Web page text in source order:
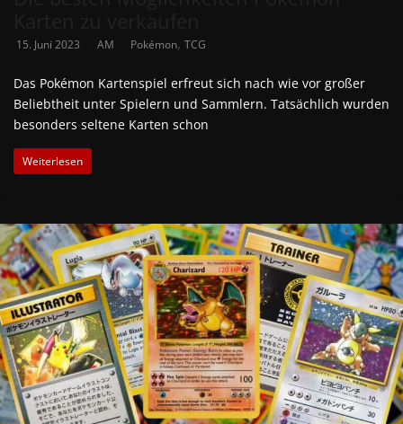
15. Juni 2023 AM Pokémon, TCG
Das Pokémon Kartenspiel erfreut sich nach wie vor großer
Beliebtheit unter Spielern und Sammlern. Tatsächlich wurden
besonders seltene Karten schon
Weiterlesen